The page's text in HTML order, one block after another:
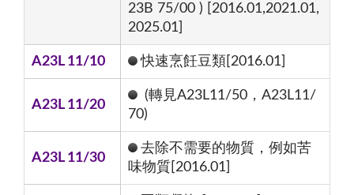
23B 75/00 ) [2016.01,2021.01,
2025.01]
A23L 11/10 快速烹飪豆類[2016.01]
A23L 11/20
(轉見A23L11/50，A23L11/
70)
A23L 11/30
去除不需要的物質，例如苦
味物質[2016.01]